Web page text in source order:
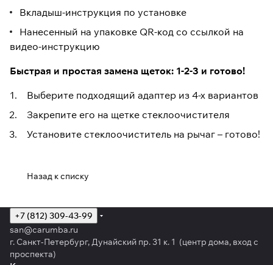
Вкладыш-инструкция по установке
Нанесенный на упаковке QR-код со ссылкой на
видео-инструкцию
Быстрая и простая замена щеток: 1-2-3 и готово!
Выберите подходящий адаптер из 4-х вариантов
Закрепите его на щетке стеклоочистителя
Установите стеклоочиститель на рычаг – готово!
Назад к списку
+7 (812) 309-43-99
san@carumba.ru
г. Санкт-Петербург, Дунайский пр. 31 к. 1 (центр дома, вход с
проспекта)